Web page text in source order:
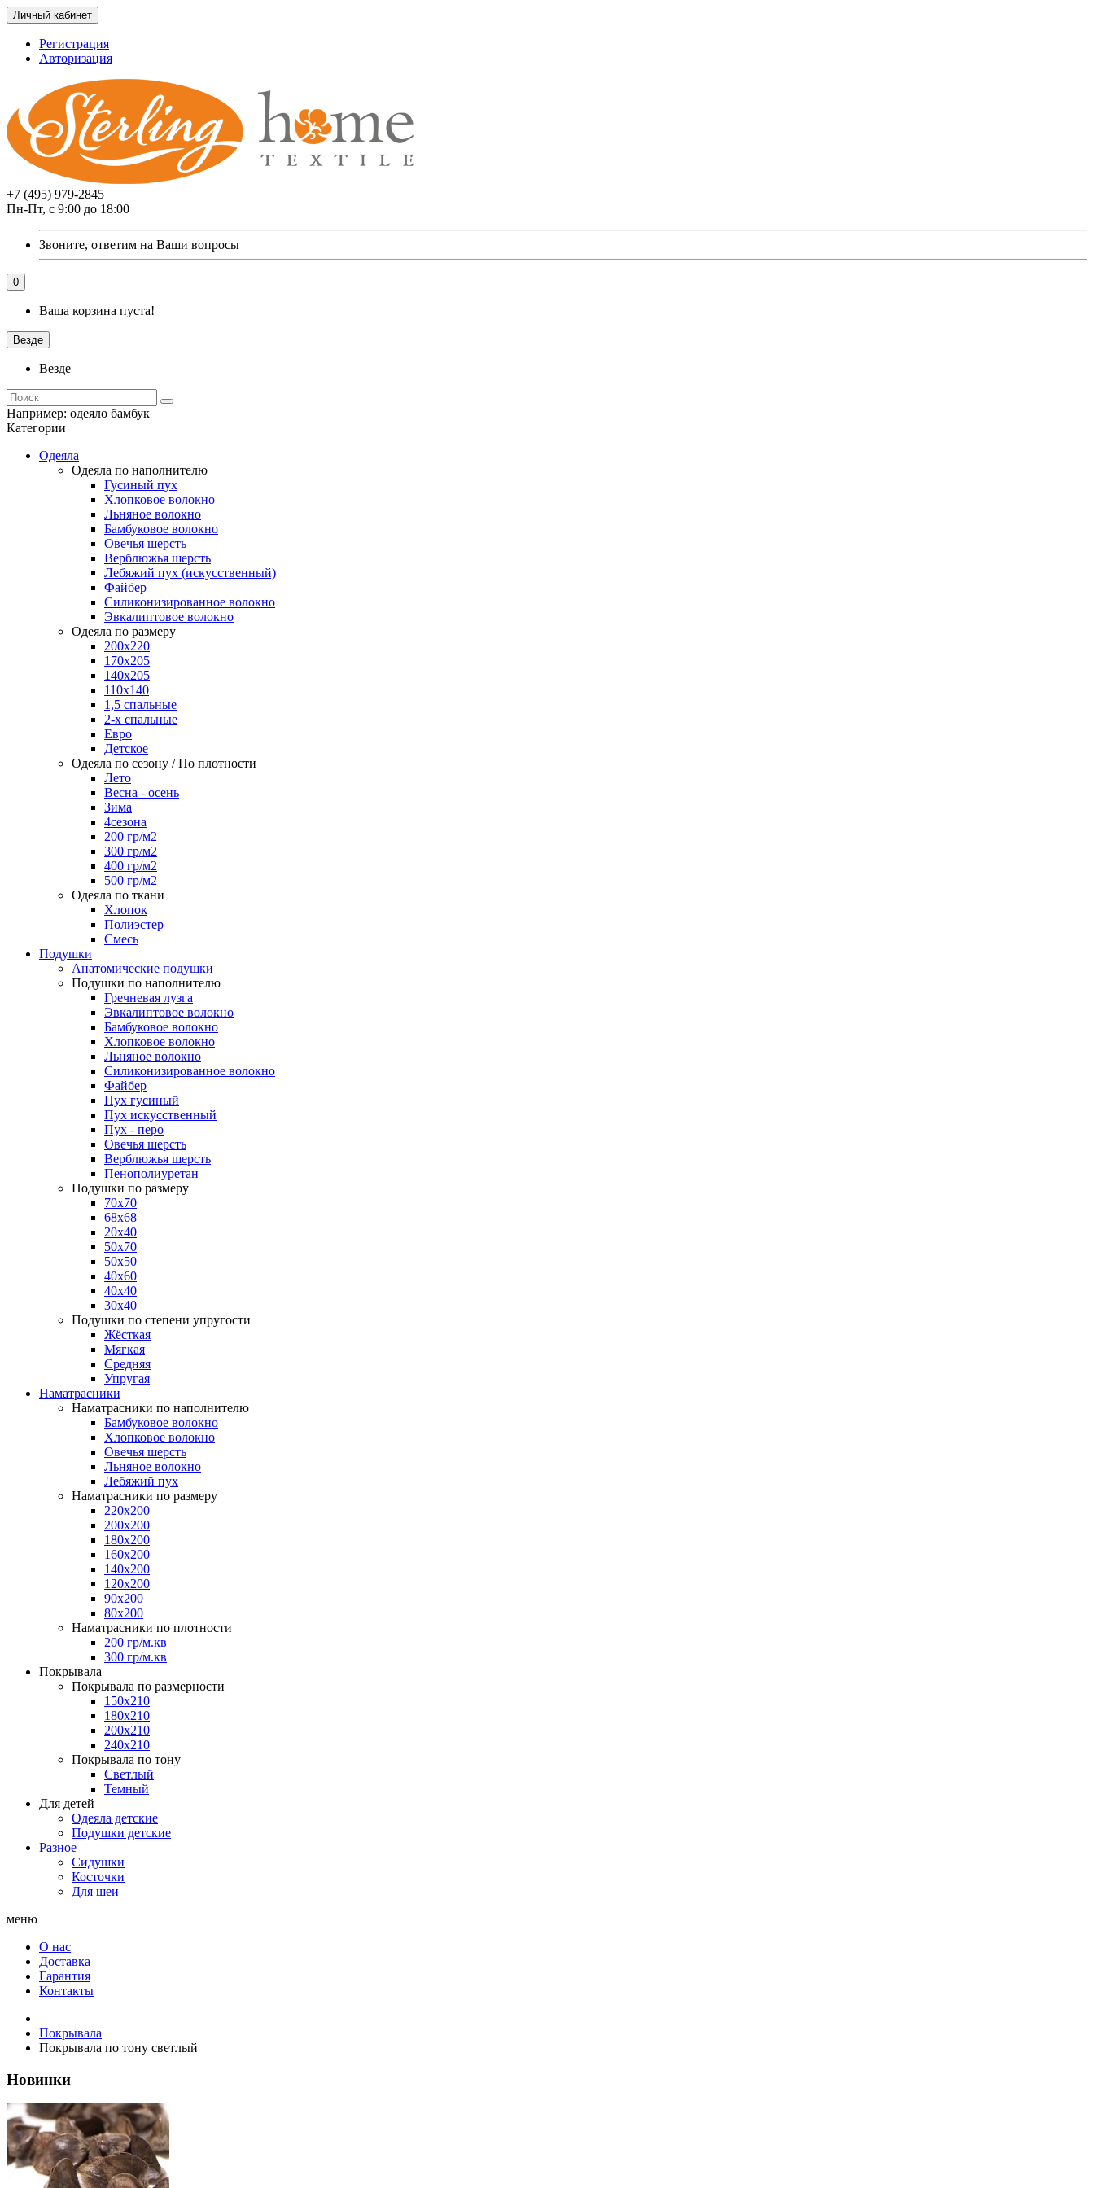
Личный кабинет
Регистрация
Авторизация
+7 (495) 979-2845
Пн-Пт, с 9:00 до 18:00
Звоните, ответим на Ваши вопросы
0
Ваша корзина пуста!
Везде
Везде
Например: одеяло бамбук
Категории
Одеяла
Одеяла по наполнителю
Гусиный пух
Хлопковое волокно
Льняное волокно
Бамбуковое волокно
Овечья шерсть
Верблюжья шерсть
Лебяжий пух (искусственный)
Файбер
Силиконизированное волокно
Эвкалиптовое волокно
Одеяла по размеру
200x220
170x205
140x205
110x140
1,5 спальные
2-х спальные
Евро
Детское
Одеяла по сезону / По плотности
Лето
Весна - осень
Зима
4сезона
200 гр/м2
300 гр/м2
400 гр/м2
500 гр/м2
Одеяла по ткани
Хлопок
Полиэстер
Смесь
Подушки
Анатомические подушки
Подушки по наполнителю
Гречневая лузга
Эвкалиптовое волокно
Бамбуковое волокно
Хлопковое волокно
Льняное волокно
Силиконизированное волокно
Файбер
Пух гусиный
Пух искусственный
Пух - перо
Овечья шерсть
Верблюжья шерсть
Пенополиуретан
Подушки по размеру
70x70
68x68
20x40
50x70
50x50
40x60
40x40
30x40
Подушки по степени упругости
Жёсткая
Мягкая
Средняя
Упругая
Наматрасники
Наматрасники по наполнителю
Бамбуковое волокно
Хлопковое волокно
Овечья шерсть
Льняное волокно
Лебяжий пух
Наматрасники по размеру
220x200
200x200
180x200
160x200
140x200
120x200
90x200
80x200
Наматрасники по плотности
200 гр/м.кв
300 гр/м.кв
Покрывала
Покрывала по размерности
150x210
180x210
200x210
240x210
Покрывала по тону
Светлый
Темный
Для детей
Одеяла детские
Подушки детские
Разное
Сидушки
Косточки
Для шеи
меню
О нас
Доставка
Гарантия
Контакты
Покрывала
Покрывала по тону светлый
Новинки